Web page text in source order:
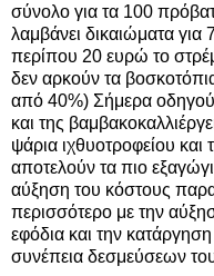
σύνολο για τα 100
λαμβάνει δικαιώματα
περίπου 20 ευρώ το
δεν αρκούν τα
από 40%) Σήμερα
και της
ψάρια ιχθυοτροφείου και
αποτελούν τα πιο
αύξηση του κόστους
περισσότερο με την
εφόδια και την
συνέπεια δεσμεύσεων